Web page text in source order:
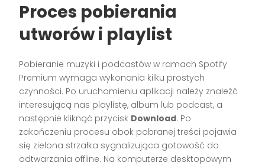
Proces pobierania
utworów i playlist
Pobieranie muzyki i podcastów w ramach Spotify
Premium wymaga wykonania kilku prostych
czynności. Po uruchomieniu aplikacji należy znaleźć
interesującą nas playlistę, album lub podcast, a
następnie kliknąć przycisk Download. Po
zakończeniu procesu obok pobranej treści pojawia
się zielona strzałka sygnalizująca gotowość do
odtwarzania offline. Na komputerze desktopowym